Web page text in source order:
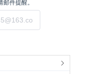
件提醒。